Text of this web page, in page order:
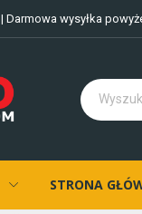
| Darmowa wysyłka
STRONA